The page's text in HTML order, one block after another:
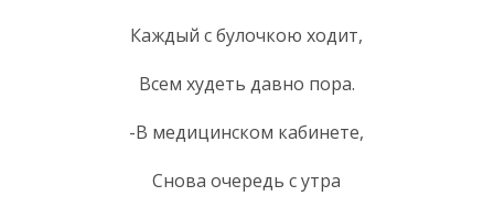
Каждый с булочкою ходит,
Всем худеть давно пора.
-В медицинском кабинете,
Снова очередь с утра